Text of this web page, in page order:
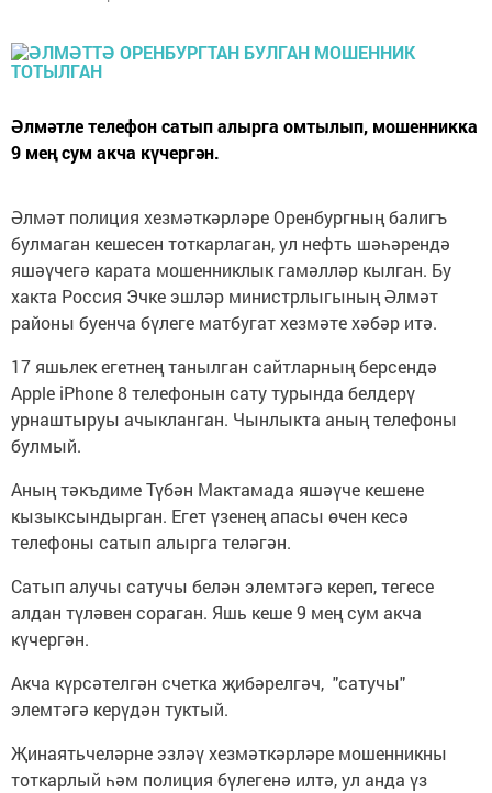
Әлмәтле телефон сатып алырга омтылып, мошенникка
9 мең сум акча күчергән.
Әлмәт полиция хезмәткәрләре Оренбургның балигъ
булмаган кешесен тоткарлаган, ул нефть шәһәрендә
яшәүчегә карата мошенниклык гамәлләр кылган. Бу
хакта Россия Эчке эшләр министрлыгының Әлмәт
районы буенча бүлеге матбугат хезмәте хәбәр итә.
17 яшьлек егетнең танылган сайтларның берсендә
Apple iPhone 8 телефонын сату турында белдерү
урнаштыруы ачыкланган. Чынлыкта аның телефоны
булмый.
Аның тәкъдиме Түбән Мактамада яшәүче кешене
кызыксындырган. Егет үзенең апасы өчен кесә
телефоны сатып алырга теләгән.
Сатып алучы сатучы белән элемтәгә кереп, тегесе
алдан түләвен сораган. Яшь кеше 9 мең сум акча
күчергән.
Акча күрсәтелгән счетка җибәрелгәч, "сатучы"
элемтәгә керүдән туктый.
Җинаятьчеләрне эзләү хезмәткәрләре мошенникны
тоткарлый һәм полиция бүлегенә илтә, ул анда үз